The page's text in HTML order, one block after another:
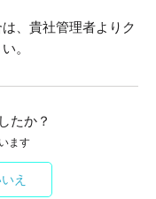
、貴社管理者よりク
。
たか？
ます
え